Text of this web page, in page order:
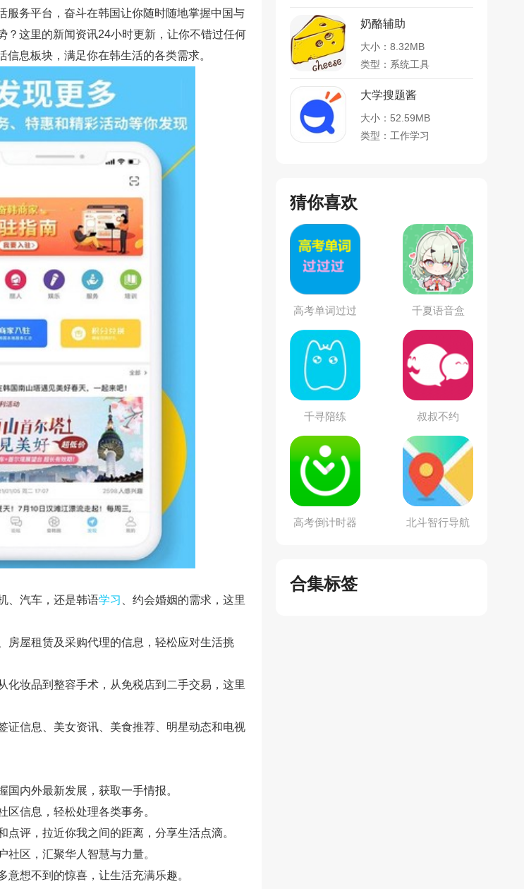
服务平台，奋斗在韩国让你随时随地掌握中国与
？这里的新闻资讯24小时更新，让你不错过任何
息板块，满足你在韩生活的各类需求。
、汽车，还是韩语学习
、约会婚姻的需求，这里
房屋租赁及采购代理的信息，轻松应对生活挑
化妆品到整容手术，从免税店到二手交易，这里
证信息、美女资讯、美食推荐、明星动态和电视
国内外最新发展，获取一手情报。
区信息，轻松处理各类事务。
点评，拉近你我之间的距离，分享生活点滴。
社区，汇聚华人智慧与力量。
意想不到的惊喜，让生活充满乐趣。
奶酪辅助
大小：8.32MB
类型：系统工具
大学搜题酱
大小：52.59MB
类型：工作学习
猜你喜欢
高考单词过过
过
千夏语音盒
千寻陪练 叔叔不约
高考倒计时器 北斗智行导航
合集标签